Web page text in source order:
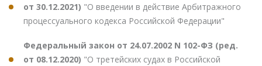
от 30.12.2021) "О введении в действие Арбитражного
процессуального кодекса Российской Федерации"
Федеральный закон от 24.07.2002 N 102-ФЗ (ред.
от 08.12.2020) "О третейских судах в Российской